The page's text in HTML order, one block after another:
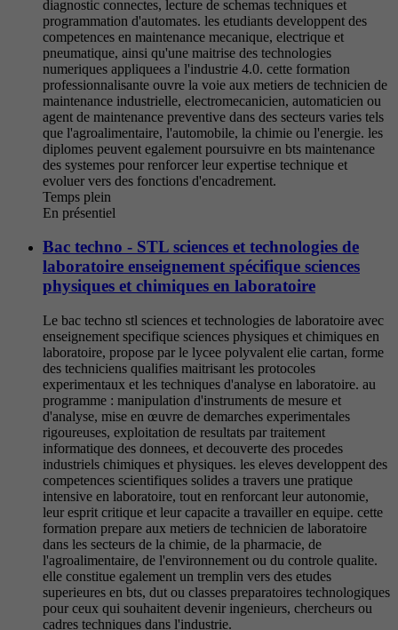
diagnostic connectes, lecture de schemas techniques et
programmation d'automates. les etudiants developpent des
competences en maintenance mecanique, electrique et
pneumatique, ainsi qu'une maitrise des technologies
numeriques appliquees a l'industrie 4.0. cette formation
professionnalisante ouvre la voie aux metiers de technicien de
maintenance industrielle, electromecanicien, automaticien ou
agent de maintenance preventive dans des secteurs varies tels
que l'agroalimentaire, l'automobile, la chimie ou l'energie. les
diplomes peuvent egalement poursuivre en bts maintenance
des systemes pour renforcer leur expertise technique et
evoluer vers des fonctions d'encadrement.
Temps plein
En présentiel
Bac techno - STL sciences et technologies de
laboratoire enseignement spécifique sciences
physiques et chimiques en laboratoire
Le bac techno stl sciences et technologies de laboratoire avec
enseignement specifique sciences physiques et chimiques en
laboratoire, propose par le lycee polyvalent elie cartan, forme
des techniciens qualifies maitrisant les protocoles
experimentaux et les techniques d'analyse en laboratoire. au
programme : manipulation d'instruments de mesure et
d'analyse, mise en œuvre de demarches experimentales
rigoureuses, exploitation de resultats par traitement
informatique des donnees, et decouverte des procedes
industriels chimiques et physiques. les eleves developpent des
competences scientifiques solides a travers une pratique
intensive en laboratoire, tout en renforcant leur autonomie,
leur esprit critique et leur capacite a travailler en equipe. cette
formation prepare aux metiers de technicien de laboratoire
dans les secteurs de la chimie, de la pharmacie, de
l'agroalimentaire, de l'environnement ou du controle qualite.
elle constitue egalement un tremplin vers des etudes
superieures en bts, dut ou classes preparatoires technologiques
pour ceux qui souhaitent devenir ingenieurs, chercheurs ou
cadres techniques dans l'industrie.